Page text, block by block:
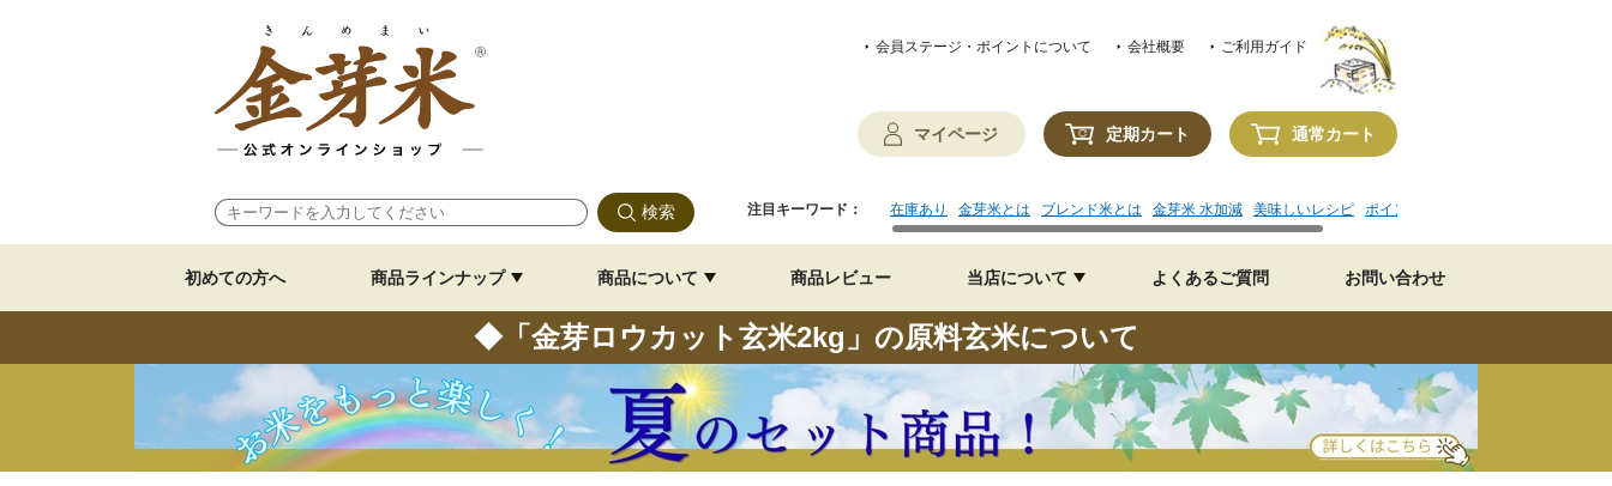
会員ステージ・ポイントについて 会社概要 ご利用ガイド
マイページ 定期カート 通常カート
注目キーワード： 在庫あり 金芽米とは ブレンド米とは 金芽米 水加減 美味しいレシピ ポイントの使い方
初めての方へ 商品ラインナップ 商品について 商品レビュー 当店について よくあるご質問 お問い合わせ
◆「金芽ロウカット玄米2kg」の原料玄米について